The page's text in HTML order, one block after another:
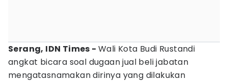
Serang, IDN Times - Wali Kota Budi Rustandi
angkat bicara soal dugaan jual beli jabatan
mengatasnamakan dirinya yang dilakukan